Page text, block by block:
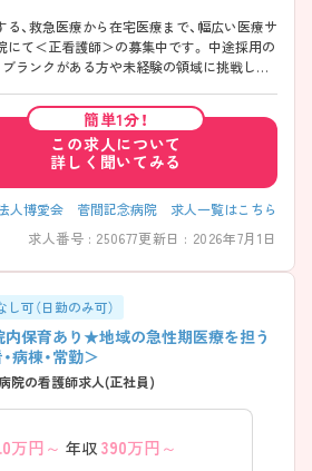
、救急医療から在宅医療まで、幅広い医療サ
にて＜正看護師＞の募集中です。 中途採用の
ランクがある方や未経験の領域に挑戦した
な緊張感に縛られすぎず、着実にスキルを磨
す。 ご興味をお持ちの方は、面接対策を含
ぜひお気軽にお問い合わせくださいませ！
簡単1分！
この求人について
詳しく聞いてみる
人博愛会 菅間記念病院 求人一覧はこちら
求人番号 : 250677更新日 : 2026年7月1日
し可（日勤のみ可）
内保育あり★地域の急性期医療を担う
病棟・常勤＞
院の看護師求人(正社員)
万円～ 年収 390万円～